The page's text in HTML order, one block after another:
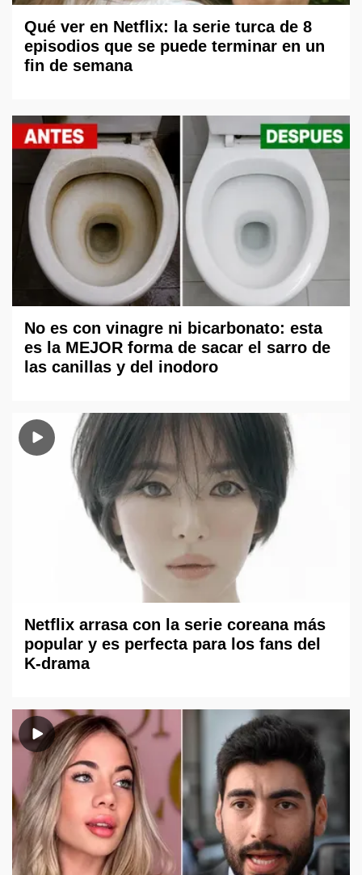
Qué ver en Netflix: la serie turca de 8
episodios que se puede terminar en un
fin de semana
No es con vinagre ni bicarbonato: esta
es la MEJOR forma de sacar el sarro de
las canillas y del inodoro
Netflix arrasa con la serie coreana más
popular y es perfecta para los fans del
K-drama